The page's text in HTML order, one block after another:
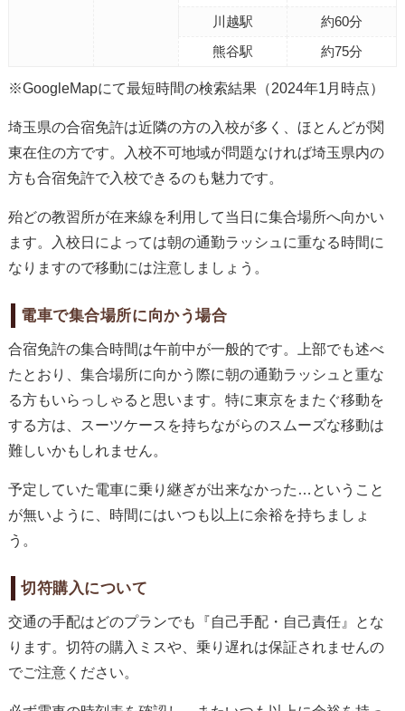
川越駅
約60分
熊谷駅
約75分
※GoogleMapにて最短時間の検索結果（2024年1月時点）
埼玉県の合宿免許は近隣の方の入校が多く、ほとんどが関
東在住の方です。入校不可地域が問題なければ埼玉県内の
方も合宿免許で入校できるのも魅力です。
殆どの教習所が在来線を利用して当日に集合場所へ向かい
ます。入校日によっては朝の通勤ラッシュに重なる時間に
なりますので移動には注意しましょう。
電車で集合場所に向かう場合
合宿免許の集合時間は午前中が一般的です。上部でも述べ
たとおり、集合場所に向かう際に朝の通勤ラッシュと重な
る方もいらっしゃると思います。特に東京をまたぐ移動を
する方は、スーツケースを持ちながらのスムーズな移動は
難しいかもしれません。
予定していた電車に乗り継ぎが出来なかった…ということ
が無いように、時間にはいつも以上に余裕を持ちましょ
う。
切符購入について
交通の手配はどのプランでも『自己手配・自己責任』とな
ります。切符の購入ミスや、乗り遅れは保証されませんの
でご注意ください。